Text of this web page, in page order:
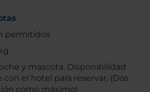
permitidos
y mascota. Disponibilidad
el hotel para reservar. (Dos
como máximo)